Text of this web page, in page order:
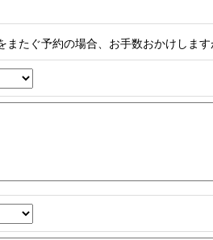
またぐ予約の場合、お手数おかけします